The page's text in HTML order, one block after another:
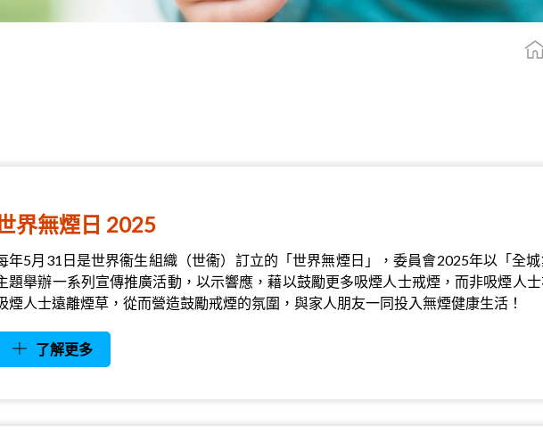
界無煙日 2025
年5月31日是世界衞生組織（世衞）訂立的「世界無煙日」，委員會2025年以「全
題舉辦一系列宣傳推廣活動，以示響應，藉以鼓勵更多吸煙人士戒煙，而非吸煙人
煙人士遠離煙草，從而營造鼓勵戒煙的氛圍，與家人朋友一同投入無煙健康生活！
了解更多